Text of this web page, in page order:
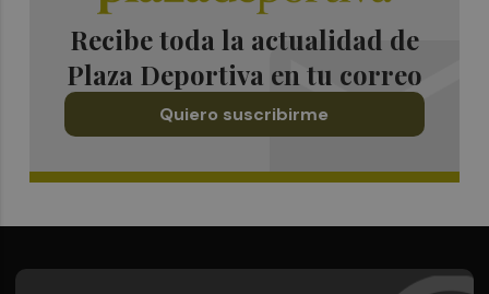
Recibe toda la actualidad de
Plaza Deportiva en tu correo
Quiero suscribirme